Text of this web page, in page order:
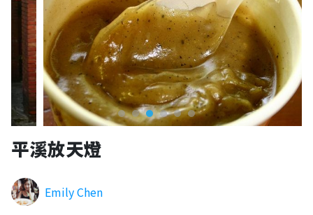
平溪放天燈
Emily Chen